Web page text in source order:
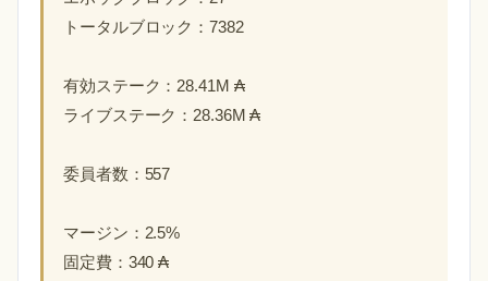
トータルブロック：7382
有効ステーク：28.41M ₳
ライブステーク：28.36M ₳
委員者数：557
マージン：2.5%
固定費：340 ₳